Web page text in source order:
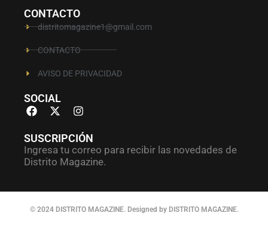
CONTACTO
distritomagazine1@gmail.com
CONTACTO
AVISO DE PRIVACIDAD
SOCIAL
SUSCRIPCIÓN
Ingresa tu correo para recibir las novedades de
Distrito Magazine.
© 2024 DISTRITO MAGAZINE. Designed by DISTRITO MAGAZINE.